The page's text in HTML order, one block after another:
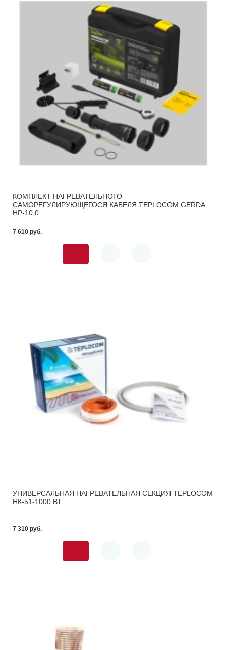
КОМПЛЕКТ НАГРЕВАТЕЛЬНОГО
САМОРЕГУЛИРУЮЩЕГОСЯ КАБЕЛЯ TEPLOCOM GERDA
HP-10,0
7 610 pуб.
УНИВЕРСАЛЬНАЯ НАГРЕВАТЕЛЬНАЯ СЕКЦИЯ TEPLOCOM
НК-51-1000 ВТ
7 310 pуб.